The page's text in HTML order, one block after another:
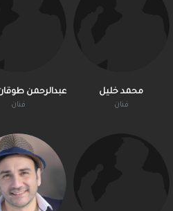
فنان
محمد خليل
فنان